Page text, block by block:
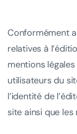
Conformément
relatives à
mentions
utilisateurs du
l’identité de
site ainsi que